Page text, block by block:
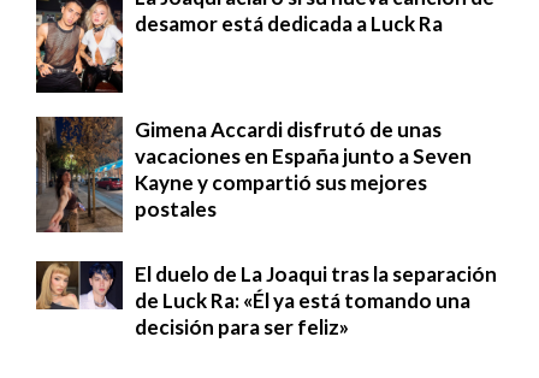
desamor está dedicada a Luck Ra
Gimena Accardi disfrutó de unas
vacaciones en España junto a Seven
Kayne y compartió sus mejores
postales
El duelo de La Joaqui tras la separación
de Luck Ra: «Él ya está tomando una
decisión para ser feliz»